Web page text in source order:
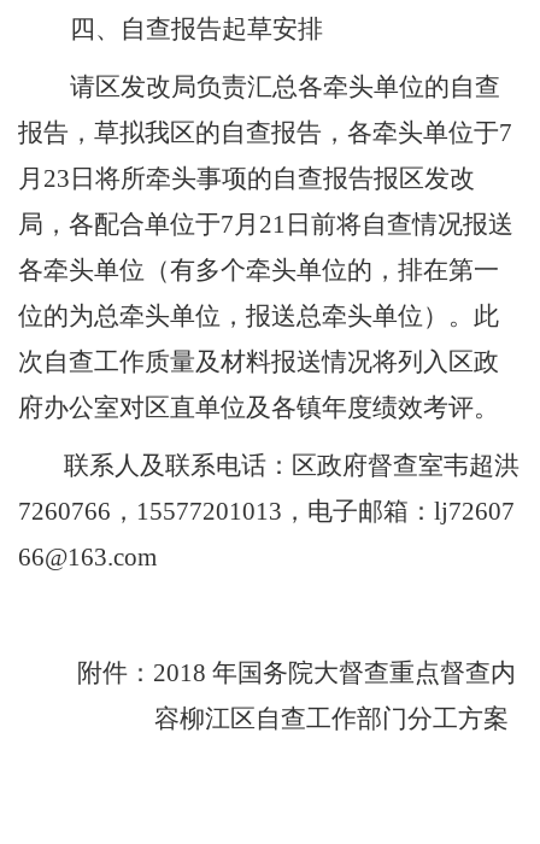
四、自查报告起草安排
请区发改局负责汇总各牵头单位的自查
报告，草拟我区的自查报告，各牵头单位于7
月 23 日将所牵头事项的自查报告报区发改
局，各配合单位于7月 21 日前将自查情况报送
各牵头单位（有多个牵头单位的，排在第一
位的为总牵头单位，报送总牵头单位）。此
次自查工作质量及材料报送情况将列入区政
府办公室对区直单位及各镇年度绩效考评。
联系人及联系电话：区政府督查室韦超洪
7260766 ， 15577201013 ，电子邮箱： lj72607
66@163.com
附件： 2018年国务院大督查重点督查内
容柳江区自查工作部门分工方案